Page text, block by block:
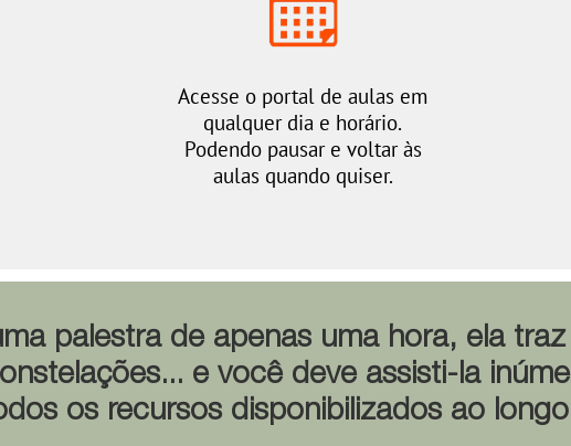
Acesse o portal de aulas em
qualquer dia e horário.
​​​​​​​Podendo pausar e voltar às
aulas quando quiser.
palestra de apenas uma hora, ela
e você deve assisti-la
os recursos disponibilizados ao